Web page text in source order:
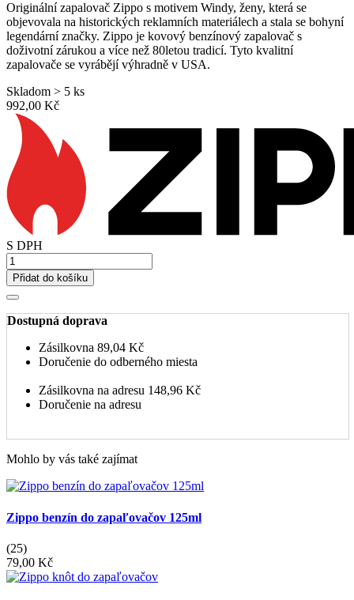
Originální zapalovač Zippo s motivem Windy, ženy, která se
objevovala na historických reklamních materiálech a stala se bohyní
legendární značky. Zippo je kovový benzínový zapalovač s
doživotní zárukou a více než 80letou tradicí. Tyto kvalitní
zapalovače se vyrábějí výhradně v USA.
Skladom > 5 ks
992,00 Kč
S DPH
Přidat do košíku
Dostupná doprava
Zásilkovna 89,04 Kč
Doručenie do odberného miesta
Zásilkovna na adresu 148,96 Kč
Doručenie na adresu
Mohlo by vás také zajímat
Zippo benzín do zapaľovačov 125ml
(25)
79,00 Kč